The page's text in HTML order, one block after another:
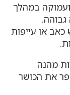
במהלך
גבוהה.
או עייפות
מהנה
את הכושר